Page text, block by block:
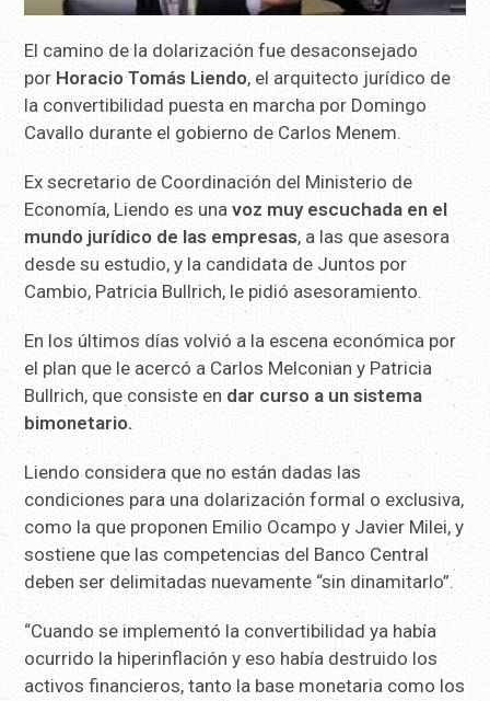
El camino de la dolarización fue desaconsejado
por Horacio Tomás Liendo, el arquitecto jurídico de
la convertibilidad puesta en marcha por Domingo
Cavallo durante el gobierno de Carlos Menem.
Ex secretario de Coordinación del Ministerio de
Economía, Liendo es unavoz muy escuchada en el
mundo jurídico de las empresas, a las que asesora
desde su estudio, y la candidata de Juntos por
Cambio, Patricia Bullrich, le pidió asesoramiento.
En los últimos días volvió a la escena económica por
el plan que le acercó a Carlos Melconian y Patricia
Bullrich, que consiste en dar curso a un sistema
bimonetario.
Liendo considera que no están dadas las
condiciones para una dolarización formal o exclusiva,
como la que proponen Emilio Ocampo y Javier Milei, y
sostiene que las competencias del Banco Central
deben ser delimitadas nuevamente “sin dinamitarlo”.
“Cuando se implementó la convertibilidad ya había
ocurrido la hiperinflación y eso había destruido los
activos financieros, tanto la base monetaria como los